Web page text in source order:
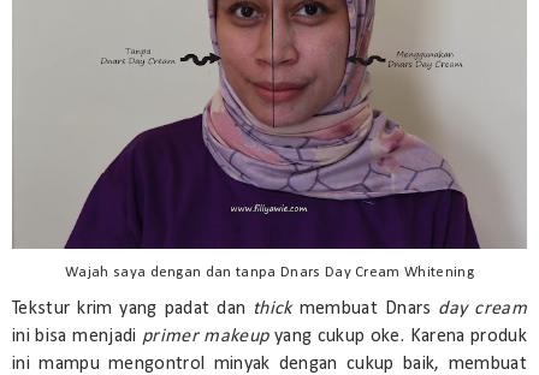
Wajah saya dengan dan tanpa Dnars Day Cream Whitening
Tekstur krim yang padat dan thickmembuat Dnars day cream
ini bisa menjadi primer makeupyang cukup oke. Karena produk
ini mampu mengontrol minyak dengan cukup baik, membuat